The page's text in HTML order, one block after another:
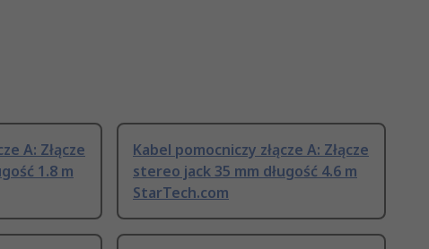
A: Złącze
1.8 m
Kabel pomocniczy złącze A: Złącze
stereo jack 35 mm długość 4.6 m
StarTech.com